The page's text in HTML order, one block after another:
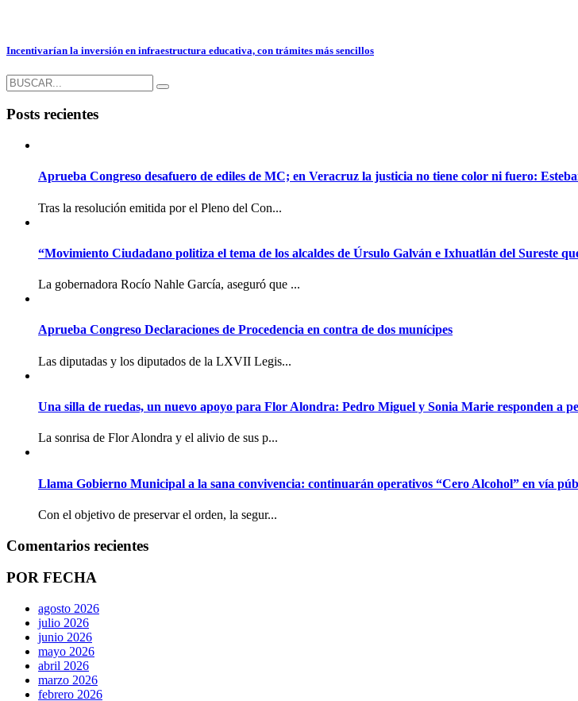
Incentivarían la inversión en infraestructura educativa, con trámites más sencillos
Posts recientes
Aprueba Congreso desafuero de ediles de MC; en Veracruz la justicia no tiene color ni fuero:
Tras la resolución emitida por el Pleno del Con...
“Movimiento Ciudadano politiza el tema de los alcaldes de Úrsulo Galván e Ixhuatlán del Sureste
La gobernadora Rocío Nahle García, aseguró que ...
Aprueba Congreso Declaraciones de Procedencia en contra de dos munícipes
Las diputadas y los diputados de la LXVII Legis...
Una silla de ruedas, un nuevo apoyo para Flor Alondra: Pedro Miguel y Sonia Marie responden a
La sonrisa de Flor Alondra y el alivio de sus p...
Llama Gobierno Municipal a la sana convivencia: continuarán operativos “Cero Alcohol” en vía
Con el objetivo de preservar el orden, la segur...
Comentarios recientes
POR FECHA
agosto 2026
julio 2026
junio 2026
mayo 2026
abril 2026
marzo 2026
febrero 2026